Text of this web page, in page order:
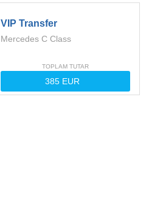
VIP Transfer
Mercedes C Class
TOPLAM TUTAR